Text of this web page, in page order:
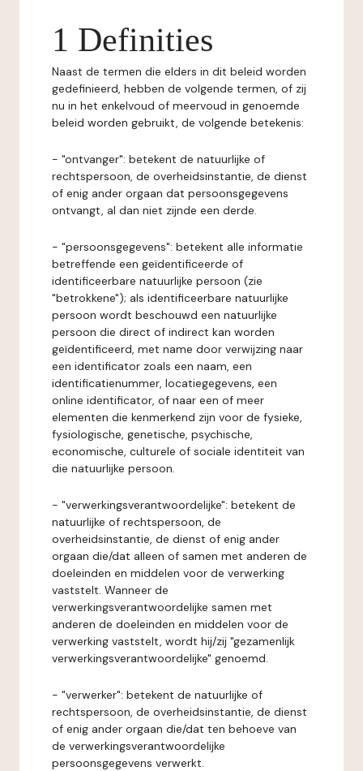
1 Definities
Naast de termen die elders in dit beleid worden
gedefinieerd, hebben de volgende termen, of zij
nu in het enkelvoud of meervoud in genoemde
beleid worden gebruikt, de volgende betekenis:
- "ontvanger": betekent de natuurlijke of
rechtspersoon, de overheidsinstantie, de dienst
of enig ander orgaan dat persoonsgegevens
ontvangt, al dan niet zijnde een derde.
- "persoonsgegevens": betekent alle informatie
betreffende een geïdentificeerde of
identificeerbare natuurlijke persoon (zie
"betrokkene"); als identificeerbare natuurlijke
persoon wordt beschouwd een natuurlijke
persoon die direct of indirect kan worden
geïdentificeerd, met name door verwijzing naar
een identificator zoals een naam, een
identificatienummer, locatiegegevens, een
online identificator, of naar een of meer
elementen die kenmerkend zijn voor de fysieke,
fysiologische, genetische, psychische,
economische, culturele of sociale identiteit van
die natuurlijke persoon.
- "verwerkingsverantwoordelijke": betekent de
natuurlijke of rechtspersoon, de
overheidsinstantie, de dienst of enig ander
orgaan die/dat alleen of samen met anderen de
doeleinden en middelen voor de verwerking
vaststelt. Wanneer de
verwerkingsverantwoordelijke samen met
anderen de doeleinden en middelen voor de
verwerking vaststelt, wordt hij/zij "gezamenlijk
verwerkingsverantwoordelijke" genoemd.
- "verwerker": betekent de natuurlijke of
rechtspersoon, de overheidsinstantie, de dienst
of enig ander orgaan die/dat ten behoeve van
de verwerkingsverantwoordelijke
persoonsgegevens verwerkt.